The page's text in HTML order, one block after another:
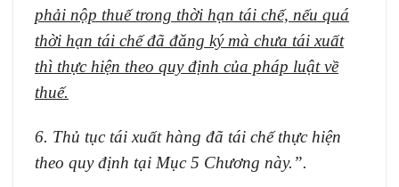
phải nộp thuế trong thời hạn tái chế, nếu quá
thời hạn tái chế đã đăng ký mà chưa tái xuất
thì thực hiện theo quy định của pháp luật về
thuế.
6. Thủ tục tái xuất hàng đã tái chế thực hiện
theo quy định tại Mục 5 Chương này.”.